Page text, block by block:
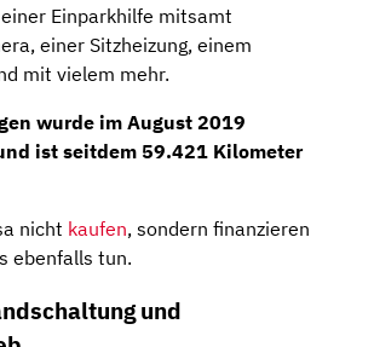
Einparkhilfe mitsamt
einer Sitzheizung, einem
mit vielem mehr.
wurde im August 2019
ist seitdem 59.421 Kilometer
nicht kaufen, sondern finanzieren
ebenfalls tun.
und